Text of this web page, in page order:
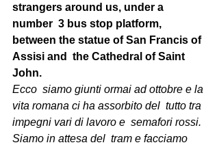
strangers around us, under a
number  3 bus stop platform,
between the statue of San Francis of
Assisi and  the Cathedral of Saint
John.
Ecco  siamo giunti ormai ad ottobre e la
vita romana ci ha assorbito del  tutto tra
impegni vari di lavoro e  semafori rossi.
Siamo in attesa del  tram e facciamo